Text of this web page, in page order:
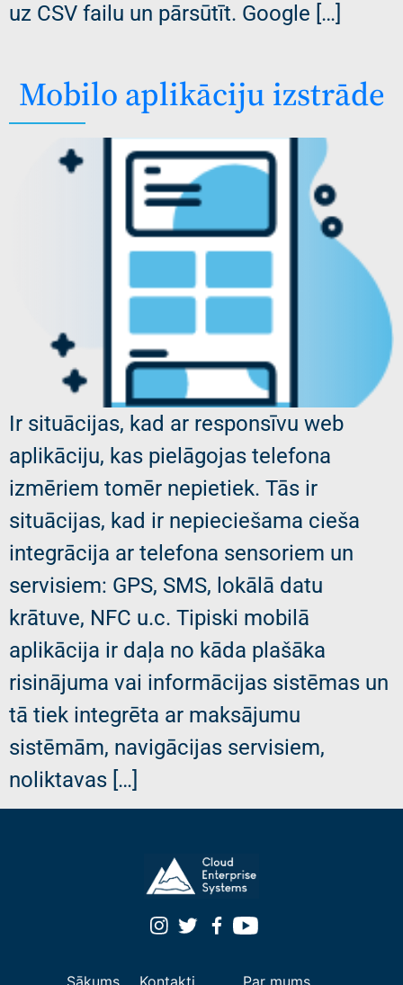
uz CSV failu un pārsūtīt. Google […]
Mobilo aplikāciju izstrāde
Ir situācijas, kad ar responsīvu web
aplikāciju, kas pielāgojas telefona
izmēriem tomēr nepietiek. Tās ir
situācijas, kad ir nepieciešama cieša
integrācija ar telefona sensoriem un
servisiem: GPS, SMS, lokālā datu
krātuve, NFC u.c. Tipiski mobilā
aplikācija ir daļa no kāda plašāka
risinājuma vai informācijas sistēmas un
tā tiek integrēta ar maksājumu
sistēmām, navigācijas servisiem,
noliktavas […]